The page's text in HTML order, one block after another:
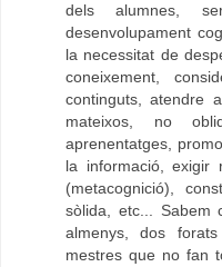
dels alumnes,
desenvolupament
la necessitat de
coneixement,
continguts, atendre
mateixos, no
aprenentatges,
la informació, exigir
(metacognició),
sòlida, etc... Sabem
almenys, dos
mestres que no fan